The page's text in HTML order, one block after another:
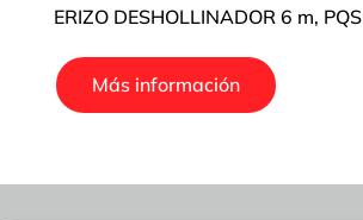
ERIZO DESHOLLINADOR 6 m, PQS
Más información